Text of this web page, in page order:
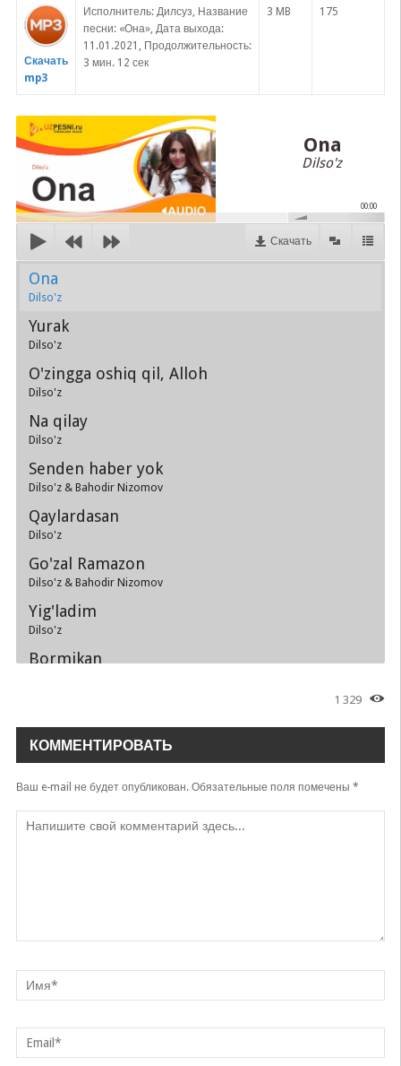
Скачать
mp3
Исполнитель: Дилсуз, Название
песни: «Она», Дата выхода:
11.01.2021, Продолжительность:
3 мин. 12 сек
3 MB 175
Ona
Dilso'z
00:00
Скачать
Ona
Dilso'z
Yurak
Dilso'z
O'zingga oshiq qil, Alloh
Dilso'z
Na qilay
Dilso'z
Senden haber yok
Dilso'z & Bahodir Nizomov
Qaylardasan
Dilso'z
Go'zal Ramazon
Dilso'z & Bahodir Nizomov
Yig'ladim
Dilso'z
Bormikan
Dilso'z
Arzimni
Dilso'z
Dugonalar
Siz yoqqansiz
1 329
КОММЕНТИРОВАТЬ
Ваш e-mail не будет опубликован.Обязательные поля помечены *